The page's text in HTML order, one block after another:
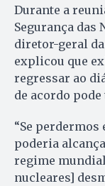
Durante a
Segurança das
diretor-geral
explicou que
regressar ao
de acordo
“Se
poderia
regime
nucleares]